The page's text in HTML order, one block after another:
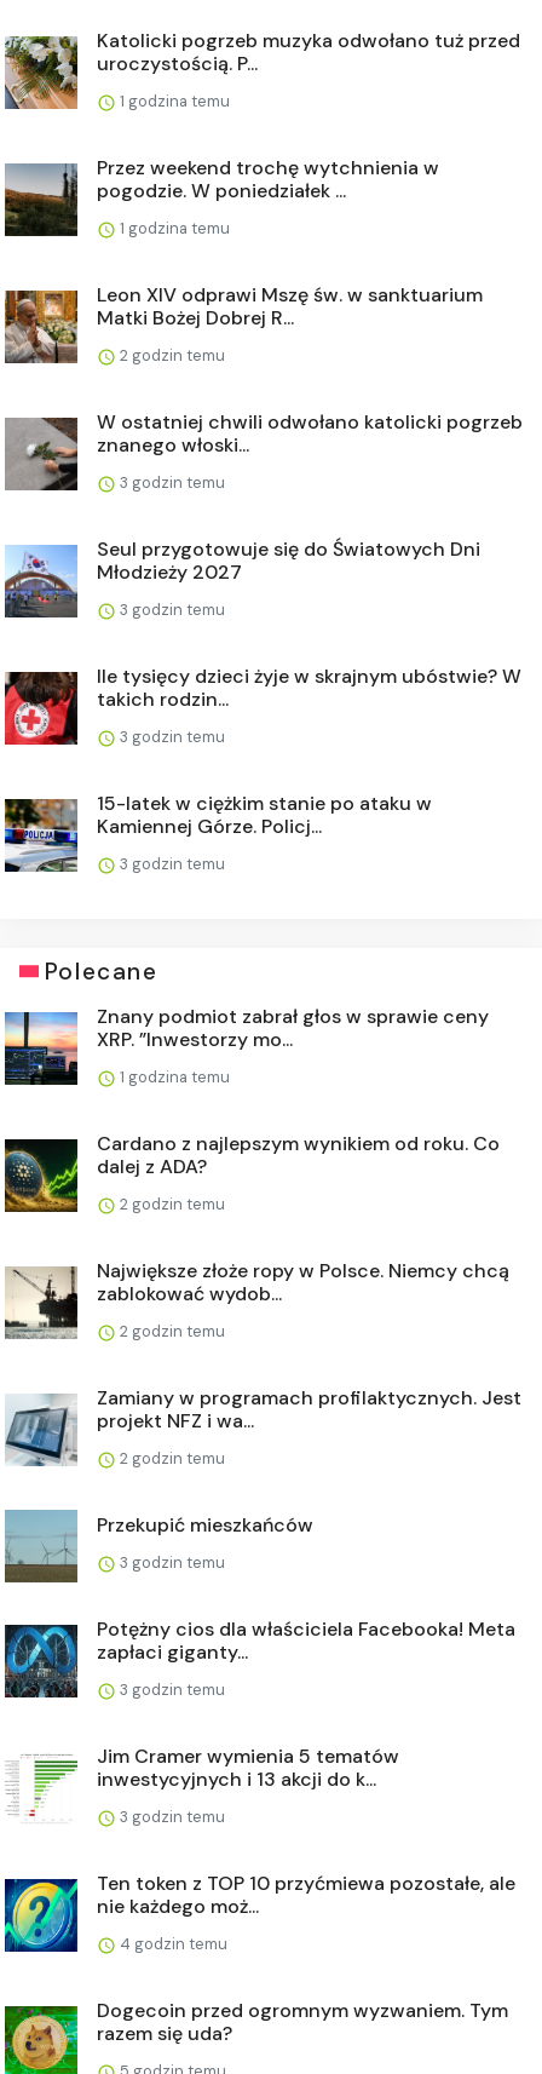
Katolicki pogrzeb muzyka odwołano tuż przed
uroczystością. P...
1 godzina temu
Przez weekend trochę wytchnienia w
pogodzie. W poniedziałek ...
1 godzina temu
Leon XIV odprawi Mszę św. w sanktuarium
Matki Bożej Dobrej R...
2 godzin temu
W ostatniej chwili odwołano katolicki pogrzeb
znanego włoski...
3 godzin temu
Seul przygotowuje się do Światowych Dni
Młodzieży 2027
3 godzin temu
Ile tysięcy dzieci żyje w skrajnym ubóstwie? W
takich rodzin...
3 godzin temu
15-latek w ciężkim stanie po ataku w
Kamiennej Górze. Policj...
3 godzin temu
Polecane
Znany podmiot zabrał głos w sprawie ceny
XRP. ”Inwestorzy mo...
1 godzina temu
Cardano z najlepszym wynikiem od roku. Co
dalej z ADA?
2 godzin temu
Największe złoże ropy w Polsce. Niemcy chcą
zablokować wydob...
2 godzin temu
Zamiany w programach profilaktycznych. Jest
projekt NFZ i wa...
2 godzin temu
Przekupić mieszkańców
3 godzin temu
Potężny cios dla właściciela Facebooka! Meta
zapłaci giganty...
3 godzin temu
Jim Cramer wymienia 5 tematów
inwestycyjnych i 13 akcji do k...
3 godzin temu
Ten token z TOP 10 przyćmiewa pozostałe, ale
nie każdego moż...
4 godzin temu
Dogecoin przed ogromnym wyzwaniem. Tym
razem się uda?